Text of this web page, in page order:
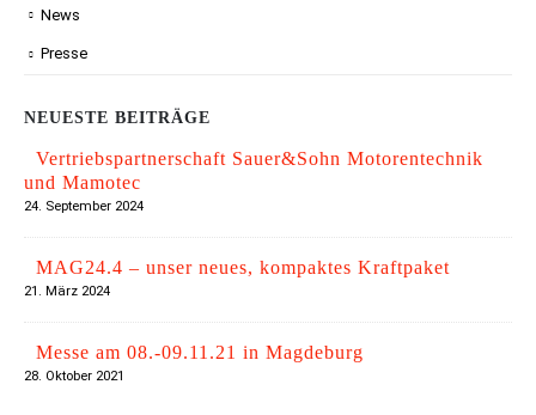
News
Presse
NEUESTE BEITRÄGE
Vertriebspartnerschaft Sauer&Sohn Motorentechnik
und Mamotec
24. September 2024
MAG24.4 – unser neues, kompaktes Kraftpaket
21. März 2024
Messe am 08.-09.11.21 in Magdeburg
28. Oktober 2021